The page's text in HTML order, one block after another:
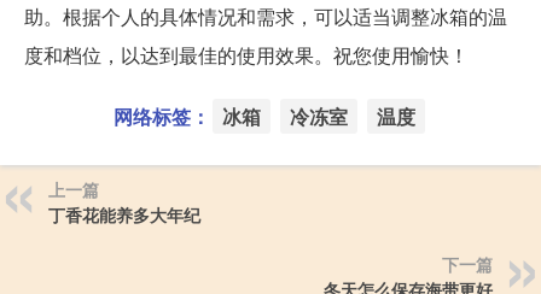
助。根据个人的具体情况和需求，可以适当调整冰箱的温
度和档位，以达到最佳的使用效果。祝您使用愉快！
网络标签： 冰箱 冷冻室 温度
上一篇
丁香花能养多大年纪
下一篇
冬天怎么保存海带更好